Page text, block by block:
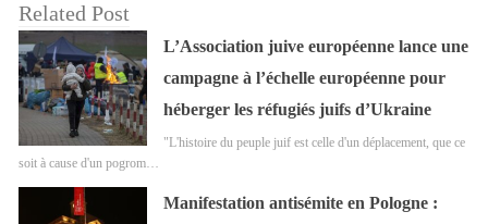
Related Post
L’Association juive européenne lance une
campagne à l’échelle européenne pour
héberger les réfugiés juifs d’Ukraine
"L'histoire du peuple juif est celle d'un déplacement, que ce
soit à cause d'un pogrom…
Manifestation antisémite en Pologne :